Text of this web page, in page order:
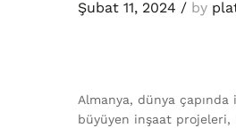
Şubat 11, 2024 / by
Almanya, dünya
büyüyen inşaat projeleri,